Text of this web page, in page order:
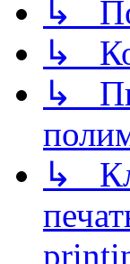
↳
↳
↳
↳